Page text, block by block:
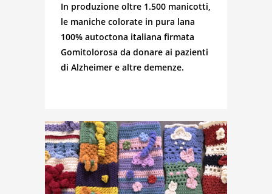
In produzione oltre 1.500 manicotti,
le maniche colorate in pura lana
100% autoctona italiana firmata
Gomitolorosa da donare ai pazienti
di Alzheimer e altre demenze.